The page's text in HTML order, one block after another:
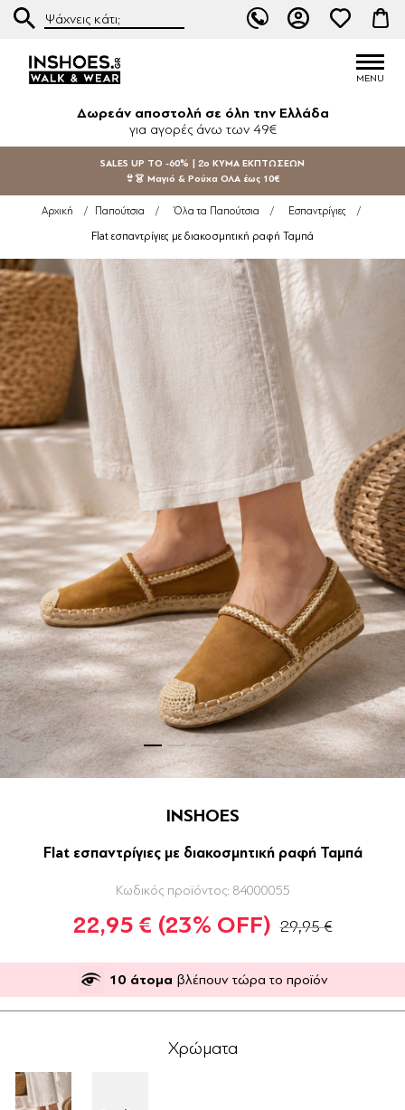
Δωρεάν αποστολή σε όλη την Ελλάδα
για αγορές άνω των 49€
SALES UP TO -60% | 2ο ΚΥΜΑ ΕΚΠΤΩΣΕΩΝ
👙👗 Μαγιό & Ρούχα ΟΛΑ έως 10€
Αρχική / Παπούτσια / Όλα τα Παπούτσια / Εσπαντρίγιες /
Flat εσπαντρίγιες με διακοσμητική ραφή Ταμπά
INSHOES
Flat εσπαντρίγιες με διακοσμητική ραφή Ταμπά
Κωδικός προϊόντος: 84000055
22,95 € (23% OFF) 29,95 €
10 άτομα βλέπουν τώρα το προϊόν
Χρώματα